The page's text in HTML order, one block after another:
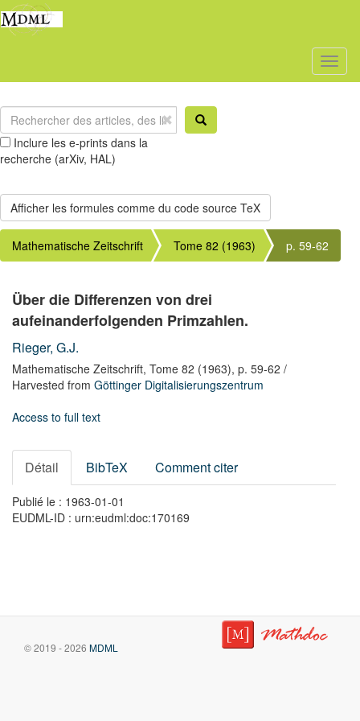
Inclure les e-prints dans la
recherche (arXiv, HAL)
Mathematische Zeitschrift Tome 82 (1963) p. 59-62
Über die Differenzen von drei
aufeinanderfolgenden Primzahlen.
Rieger, G.J.
Mathematische Zeitschrift, Tome 82 (1963), p. 59-62 /
Harvested from Göttinger Digitalisierungszentrum
Access to full text
Détail BibTeX Comment citer
Publié le : 1963-01-01
EUDML-ID : urn:eudml:doc:170169
© 2019 - 2026 MDML